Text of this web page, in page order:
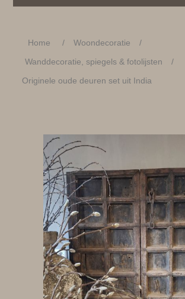
Home / Woondecoratie
/
Wanddecoratie, spiegels & fotolijsten
/
Originele oude deuren set uit India